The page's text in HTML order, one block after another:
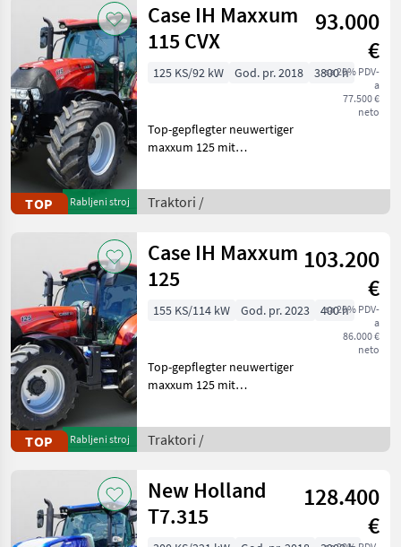
TOP Rabljeni stroj
Case IH Maxxum
115 CVX
93.000
€
sa 20% PDV-
a
77.500 €
neto
125 KS/92 kW God. pr. 2018 3800 h
Top-gepflegter neuwertiger
maxxum 125 mit
Lohnunternehmer – nur
am eigenen Betrieb
gewartet, einsatzberei
Traktori /
TOP Rabljeni stroj
Case IH Maxxum
125
103.200
€
sa 20% PDV-
a
86.000 €
neto
155 KS/114 kW God. pr. 2023 400 h
Top-gepflegter neuwertiger
maxxum 125 mit
Lohnunternehmer – nur
am eigenen Betrieb
gewartet, einsatzberei
Traktori /
New Holland
T7.315
128.400
€